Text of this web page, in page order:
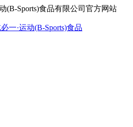
(B-Sports)食品有限公司官方网站